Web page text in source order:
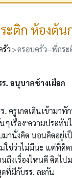
ะติก ห้องต้น
ว ครอบครัว--พี่กร
. อนุบาลช้างเผือก
. ครูเกดเดินเข้ามา
ๆเรื่อง"ความประทับ
านั่งคิด นอนคิดอยู่เ
ม่ใช่ว่าไม่มีนะ แต่ที่คิ
นถึงเรื่องไหนดี คิดไป
ที่มีกับรร. ละกัน